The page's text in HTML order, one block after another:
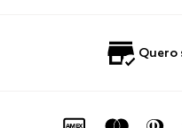
Política de Privacidade
0800 729 1588
sac@altenburg.com.br
Quero